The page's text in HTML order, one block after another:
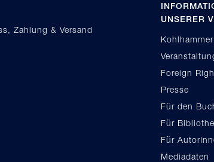
Zahlung & Versand
UNSERER
Foreign
Presse
Für den
Für
Für
Mediadaten